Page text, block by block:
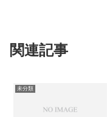
関連記事
未分類